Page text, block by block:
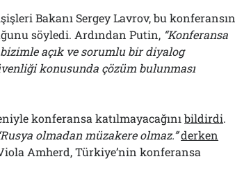
Bakanı Sergey Lavrov, bu konferansın
söyledi. Ardından Putin, “Konferansa
açık ve sorumlu bir diyalog
konusunda çözüm bulunması
konferansa katılmayacağınıbildirdi.
olmadan müzakere olmaz.”derken
Amherd, Türkiye’nin konferansa